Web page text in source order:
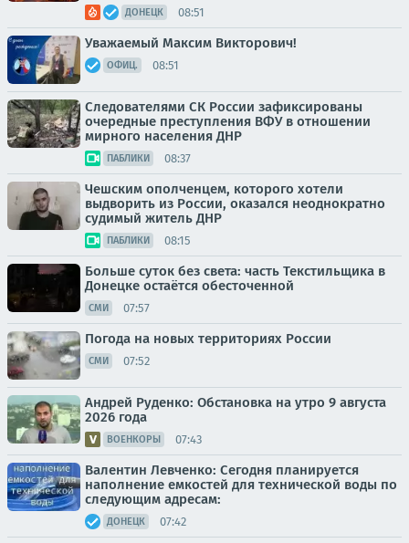
ДОНЕЦК 08:51
Уважаемый Максим Викторович!
ОФИЦ. 08:51
Следователями СК России зафиксированы
очередные преступления ВФУ в отношении
мирного населения ДНР
ПАБЛИКИ 08:37
Чешским ополченцем, которого хотели
выдворить из России, оказался неоднократно
судимый житель ДНР
ПАБЛИКИ 08:15
Больше суток без света: часть Текстильщика в
Донецке остаётся обесточенной
СМИ 07:57
Погода на новых территориях России
СМИ 07:52
Андрей Руденко: Обстановка на утро 9 августа
2026 года
ВОЕНКОРЫ 07:43
Валентин Левченко: Сегодня планируется
наполнение емкостей для технической воды по
следующим адресам:
ДОНЕЦК 07:42